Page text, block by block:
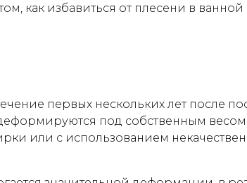
как избавиться от плесени в ванной
первых нескольких лет после
под собственным весом.
или с использованием